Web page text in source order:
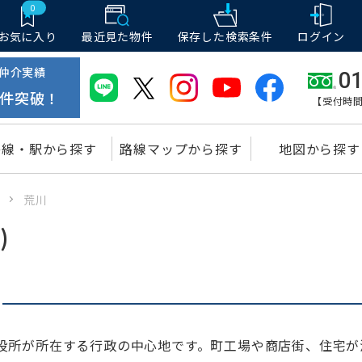
0
気に入り 最近見た物件 保存した検索条件 ログイン
介実績
件突破！ 【受付時
・駅から探す 路線マップから探す 地図から探す
荒川
が所在する行政の中心地です。町工場や商店街、住宅